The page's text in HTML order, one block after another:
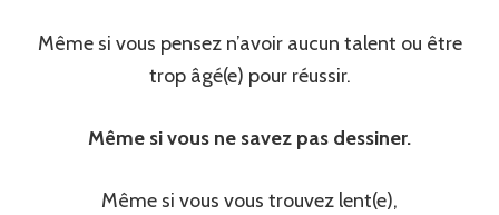
Même si vous pensez n’avoir aucun talent ou être
trop âgé(e) pour réussir.
Même si vous ne savez pas dessiner.
Même si vous vous trouvez lent(e),